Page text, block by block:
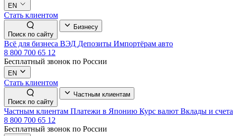
EN
Стать клиентом
Поиск по сайту
Бизнесу
Всё для бизнеса ВЭД Депозиты Импортёрам авто
8 800 700 65 12
Бесплатный звонок по России
EN
Стать клиентом
Поиск по сайту
Частным клиентам
Частным клиентам Платежи в Японию Курс валют Вклады и счета
8 800 700 65 12
Бесплатный звонок по России